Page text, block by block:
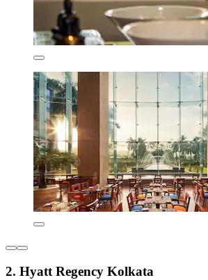
2. Hyatt Regency Kolkata